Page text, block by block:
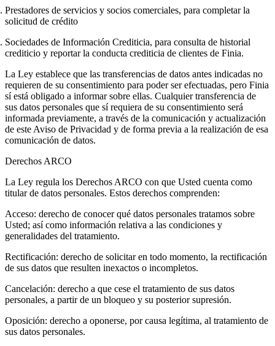
Prestadores de servicios y socios comerciales, para completar la
solicitud de crédito
Sociedades de Información Crediticia, para consulta de historial
crediticio y reportar la conducta crediticia de clientes de Finia.
La Ley establece que las transferencias de datos antes indicadas no
requieren de su consentimiento para poder ser efectuadas, pero Finia
sí está obligado a informar sobre ellas. Cualquier transferencia de
sus datos personales que sí requiera de su consentimiento será
informada previamente, a través de la comunicación y actualización
de este Aviso de Privacidad y de forma previa a la realización de esa
comunicación de datos.
Derechos ARCO
La Ley regula los Derechos ARCO con que Usted cuenta como
titular de datos personales. Estos derechos comprenden:
Acceso: derecho de conocer qué datos personales tratamos sobre
Usted; así como información relativa a las condiciones y
generalidades del tratamiento.
Rectificación: derecho de solicitar en todo momento, la rectificación
de sus datos que resulten inexactos o incompletos.
Cancelación: derecho a que cese el tratamiento de sus datos
personales, a partir de un bloqueo y su posterior supresión.
Oposición: derecho a oponerse, por causa legítima, al tratamiento de
sus datos personales.